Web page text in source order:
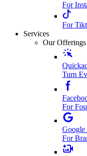
For
For
Services
Our Offerings
Turn
For
Google
For